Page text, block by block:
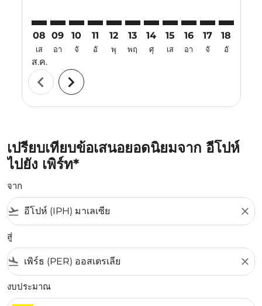
08
เส
ส.ค.
09
อา
10
จั
11
อั
12
พุ
13
พฤ
14
ศุ
15
เส
16
อา
17
จั
18
อั
chevron_left chevron_right
เปรียบเทียบข้อเสนอยอดนิยมจาก อีโปห์
ไปยัง เพิร์ท*
จาก
flight_takeoff close
สู่
flight_land close
งบประมาณ